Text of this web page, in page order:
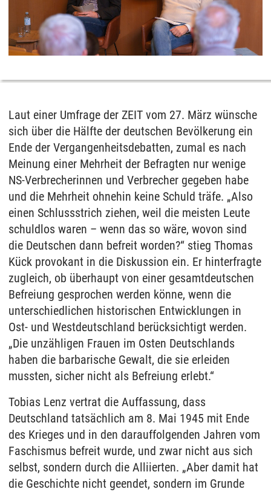
Laut einer Umfrage der ZEIT vom 27. März wünsche
sich über die Hälfte der deutschen Bevölkerung ein
Ende der Vergangenheitsdebatten, zumal es nach
Meinung einer Mehrheit der Befragten nur wenige
NS-Verbrecherinnen und Verbrecher gegeben habe
und die Mehrheit ohnehin keine Schuld träfe. „Also
einen Schlussstrich ziehen, weil die meisten Leute
schuldlos waren – wenn das so wäre, wovon sind
die Deutschen dann befreit worden?“ stieg Thomas
Kück provokant in die Diskussion ein. Er hinterfragte
zugleich, ob überhaupt von einer gesamtdeutschen
Befreiung gesprochen werden könne, wenn die
unterschiedlichen historischen Entwicklungen in
Ost- und Westdeutschland berücksichtigt werden.
„Die unzähligen Frauen im Osten Deutschlands
haben die barbarische Gewalt, die sie erleiden
mussten, sicher nicht als Befreiung erlebt.“
Tobias Lenz vertrat die Auffassung, dass
Deutschland tatsächlich am 8. Mai 1945 mit Ende
des Krieges und in den darauffolgenden Jahren vom
Faschismus befreit wurde, und zwar nicht aus sich
selbst, sondern durch die Alliierten. „Aber damit hat
die Geschichte nicht geendet, sondern im Grunde